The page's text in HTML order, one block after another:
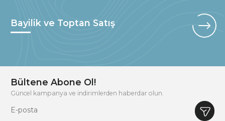
Bayilik ve Toptan Satış
Bültene Abone Ol!
Güncel kampanya ve indirimlerden haberdar olun.